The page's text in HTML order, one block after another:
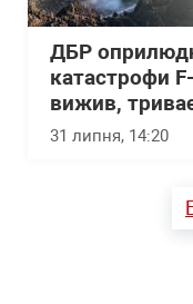
ДБР
катастрофи
вижив,
31 липня, 14:20